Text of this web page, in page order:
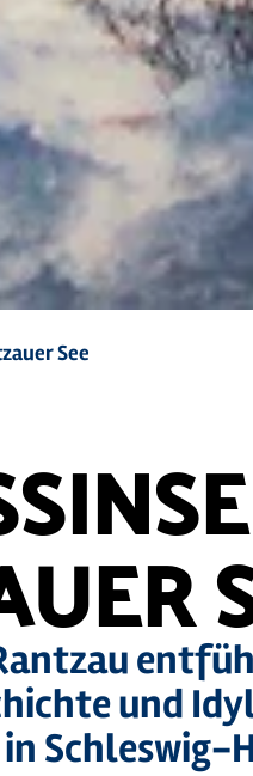
See
und
Schleswig-